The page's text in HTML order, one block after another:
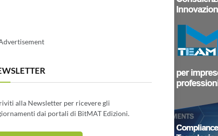
alla Newsletter per ricevere gli
dai portali di BitMAT Edizioni.